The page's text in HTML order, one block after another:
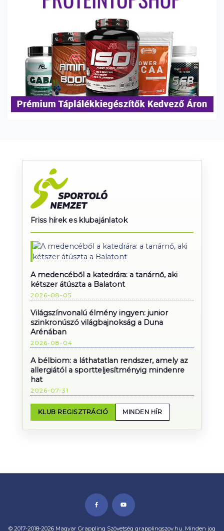
Friss hírek es klubajánlatok
A medencéből a katedrára: a tanárnő, aki
kétszer átúszta a Balatont
2026-08-05
Világszínvonalú élmény ingyen: junior
szinkronúszó világbajnokság a Duna
Arénában
2026-08-04
A bélbiom: a láthatatlan rendszer, amely az
allergiától a sportteljesítményig mindenre
hat
2026-07-31
KLUB REGISZTRÁCIÓ MINDEN HÍR
© 2017-2018-2026 Magyar Grappling Szövetség grapplingszov.hu. Minden jog